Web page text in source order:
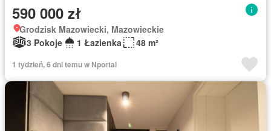
590 000 zł
Grodzisk Mazowiecki, Mazowieckie
3 Pokoje
1 Łazienka 48 m²
1 tydzień, 6 dni temu w Nportal